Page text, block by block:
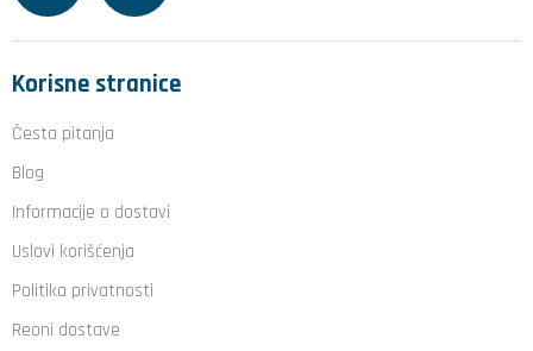
Korisne stranice
Česta pitanja
Blog
Informacije o dostavi
Uslovi korišćenja
Politika privatnosti
Reoni dostave